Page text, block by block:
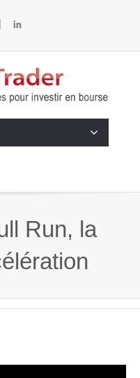
Instagram
Run, la